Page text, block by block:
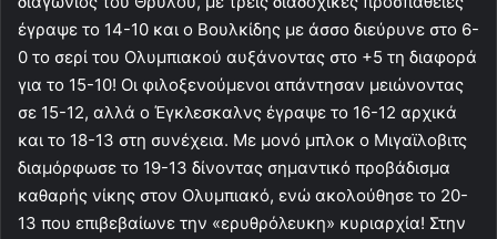
έγραψε το 14-10 και ο Βουλκίδης με άσσο διεύρυνε στο 6-
0 το σερί του Ολυμπιακού αυξάνοντας στο +5 τη διαφορά
για το 15-10! Οι φιλοξενούμενοι απάντησαν μειώνοντας
σε 15-12, αλλά ο Έγκλεσκαλνς έγραψε το 16-12 αρχικά
και το 18-13 στη συνέχεια. Με μονό μπλοκ ο Μιγαϊλοβιτς
διαμόρφωσε το 19-13 δίνοντας σημαντικό προβάδισμα
καθαρής νίκης στον Ολυμπιακό, ενώ ακολούθησε το 20-
13 που επιβεβαίωνε την «ερυθρόλευκη» κυριαρχία! Στην